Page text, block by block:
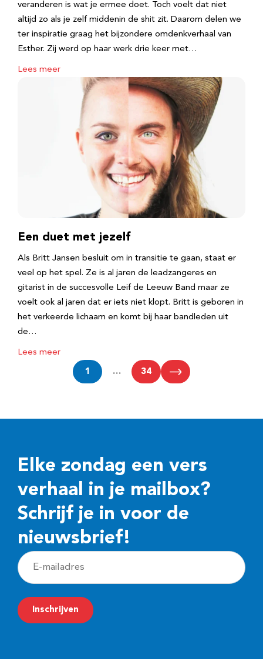
veranderen is wat je ermee doet. Toch voelt dat niet
altijd zo als je zelf middenin de shit zit. Daarom delen we
ter inspiratie graag het bijzondere omdenkverhaal van
Esther. Zij werd op haar werk drie keer met…
Lees meer
Een duet met jezelf
Als Britt Jansen besluit om in transitie te gaan, staat er
veel op het spel. Ze is al jaren de leadzangeres en
gitarist in de succesvolle Leif de Leeuw Band maar ze
voelt ook al jaren dat er iets niet klopt. Britt is geboren in
het verkeerde lichaam en komt bij haar bandleden uit
de…
Lees meer
1 … 34
Elke zondag een vers
verhaal in je mailbox?
Schrijf je in voor de
nieuwsbrief!
E
-
m
a
Inschrijven